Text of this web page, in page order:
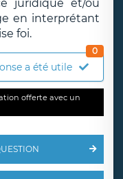
juridique et/ou
en interprétant
foi.
a été utile
0
offerte avec un